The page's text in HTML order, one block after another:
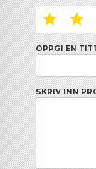
1
OPPGI EN
SKRIV INN